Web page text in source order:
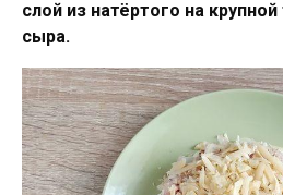
слой из натёртого на
сыра.